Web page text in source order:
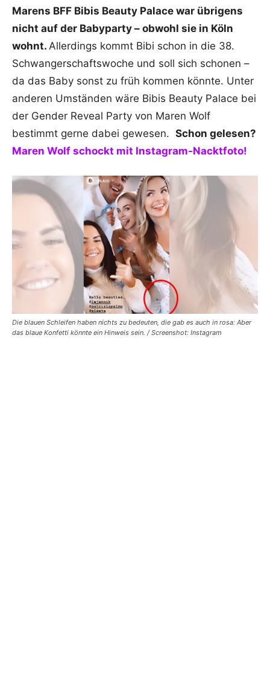
Marens BFF Bibis Beauty Palace war übrigens
nicht auf der Babyparty – obwohl sie in Köln
wohnt. Allerdings kommt Bibi schon in die 38.
Schwangerschaftswoche und soll sich schonen –
da das Baby sonst zu früh kommen könnte. Unter
anderen Umständen wäre Bibis Beauty Palace bei
der Gender Reveal Party von Maren Wolf
bestimmt gerne dabei gewesen. Schon gelesen?
Maren Wolf schockt mit Instagram-Nacktfoto!
Die blauen Schleifen haben nichts zu bedeuten, die gab es auch in rosa: Aber
das blaue Konfetti könnte ein Hinweis sein. / Screenshot: Instagram